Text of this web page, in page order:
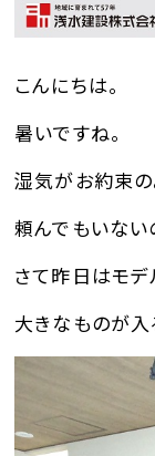
こんにちは。
暑いですね。
湿気がお約束の
頼んでもいない
さて昨日はモデ
大きなものが入